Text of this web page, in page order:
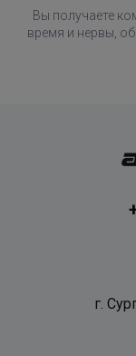
Вы получаете
время и нервы,
г.